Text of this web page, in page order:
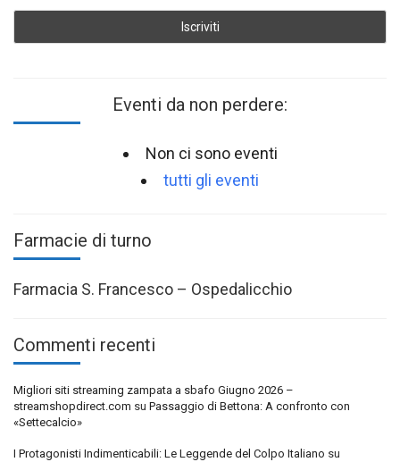
Eventi da non perdere:
Non ci sono eventi
tutti gli eventi
Farmacie di turno
Farmacia S. Francesco – Ospedalicchio
Commenti recenti
Migliori siti streaming zampata a sbafo Giugno 2026 –
streamshopdirect.com su Passaggio di Bettona: A confronto con
«Settecalcio»
I Protagonisti Indimenticabili: Le Leggende del Colpo Italiano su